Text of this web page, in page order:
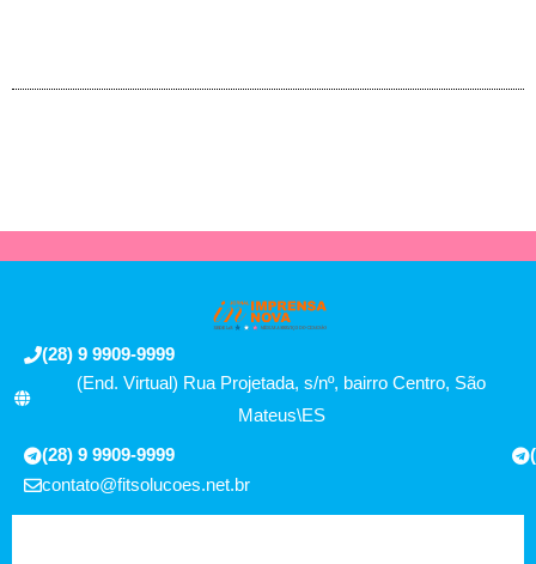
(28) 9 9909-9999
(End. Virtual) Rua Projetada, s/nº, bairro Centro, São
Mateus\ES
(28) 9 9909-9999
contato@fitsolucoes.net.br